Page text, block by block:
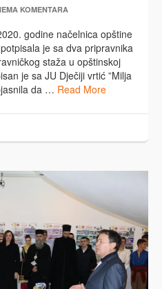
KOMENTARA
godine načelnica opštine
je sa dva pripravnika
staža u opštinskoj
je sa JU Dječiji vrtić ”Milja
da … Read More